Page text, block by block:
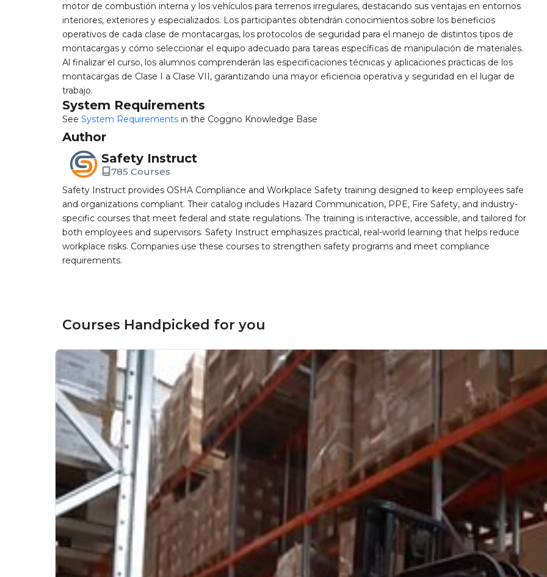
motor de combustión interna y los vehículos para terrenos irregulares, destacando sus ventajas en entornos
interiores, exteriores y especializados. Los participantes obtendrán conocimientos sobre los beneficios
operativos de cada clase de montacargas, los protocolos de seguridad para el manejo de distintos tipos de
montacargas y cómo seleccionar el equipo adecuado para tareas específicas de manipulación de materiales.
Al finalizar el curso, los alumnos comprenderán las especificaciones técnicas y aplicaciones prácticas de los
montacargas de Clase I a Clase VII, garantizando una mayor eficiencia operativa y seguridad en el lugar de
trabajo.
System Requirements
See System Requirements in the Coggno Knowledge Base
Author
Safety Instruct
785 Courses
Safety Instruct provides OSHA Compliance and Workplace Safety training designed to keep employees safe
and organizations compliant. Their catalog includes Hazard Communication, PPE, Fire Safety, and industry-
specific courses that meet federal and state regulations. The training is interactive, accessible, and tailored for
both employees and supervisors. Safety Instruct emphasizes practical, real-world learning that helps reduce
workplace risks. Companies use these courses to strengthen safety programs and meet compliance
requirements.
Courses Handpicked for you